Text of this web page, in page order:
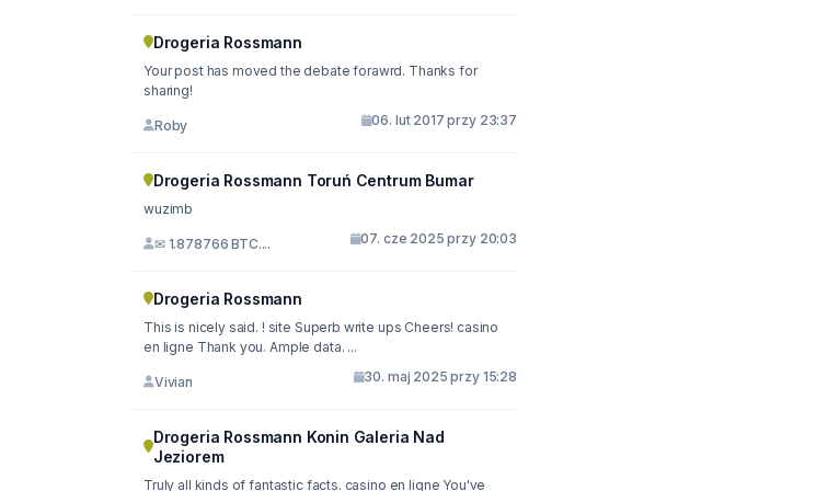
Drogeria Rossmann
Your post has moved the debate forawrd. Thanks for
sharing!
Roby 06. lut 2017 przy 23:37
Drogeria Rossmann Toruń Centrum Bumar
wuzimb
✉ 1.878766 BTC.... 07. cze 2025 przy 20:03
Drogeria Rossmann
This is nicely said. ! site Superb write ups Cheers! casino
en ligne Thank you. Ample data. ...
Vivian 30. maj 2025 przy 15:28
Drogeria Rossmann Konin Galeria Nad
Jeziorem
Truly all kinds of fantastic facts. casino en ligne You've